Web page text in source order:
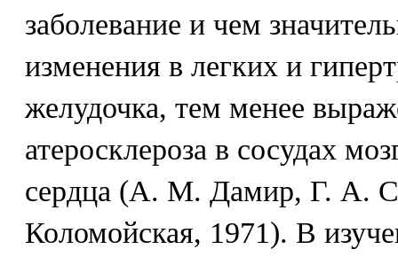
заболевание и чем
изменения в легких и
желудочка, тем менее
атеросклероза в сосудах
сердца (А. М. Дамир, Г. А.
Коломойская, 1971). В